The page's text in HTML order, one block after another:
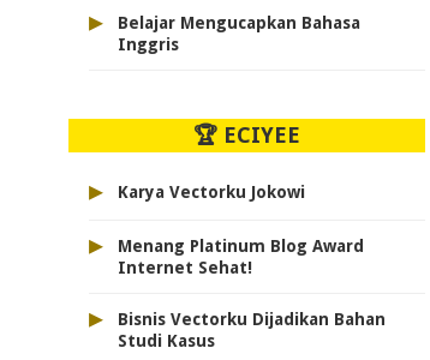
▸
Belajar Mengucapkan Bahasa
Inggris
🏆 ECIYEE
▸ Karya Vectorku Jokowi
▸
Menang Platinum Blog Award
Internet Sehat!
▸
Bisnis Vectorku Dijadikan Bahan
Studi Kasus